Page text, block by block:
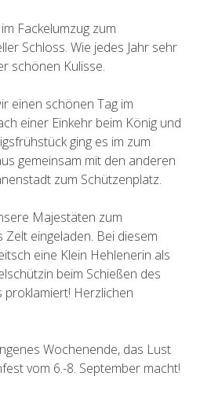
Fackelumzug zum
Schloss. Wie jedes Jahr sehr
schönen Kulisse.
einen schönen Tag im
einer Einkehr beim König und
ging es im zum
gemeinsam mit den anderen
zum Schützenplatz.
Majestäten zum
eingeladen. Bei diesem
eine Klein Hehlenerin als
beim Schießen des
Herzlichen
Wochenende, das Lust
vom 6.-8. September macht!